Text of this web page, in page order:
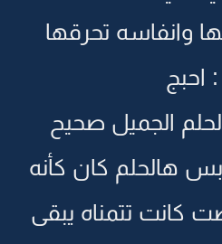
وانفاسه تحرقها
الجميل صحيح
هالحلم كان كأنه
كانت تتمناه يبقى